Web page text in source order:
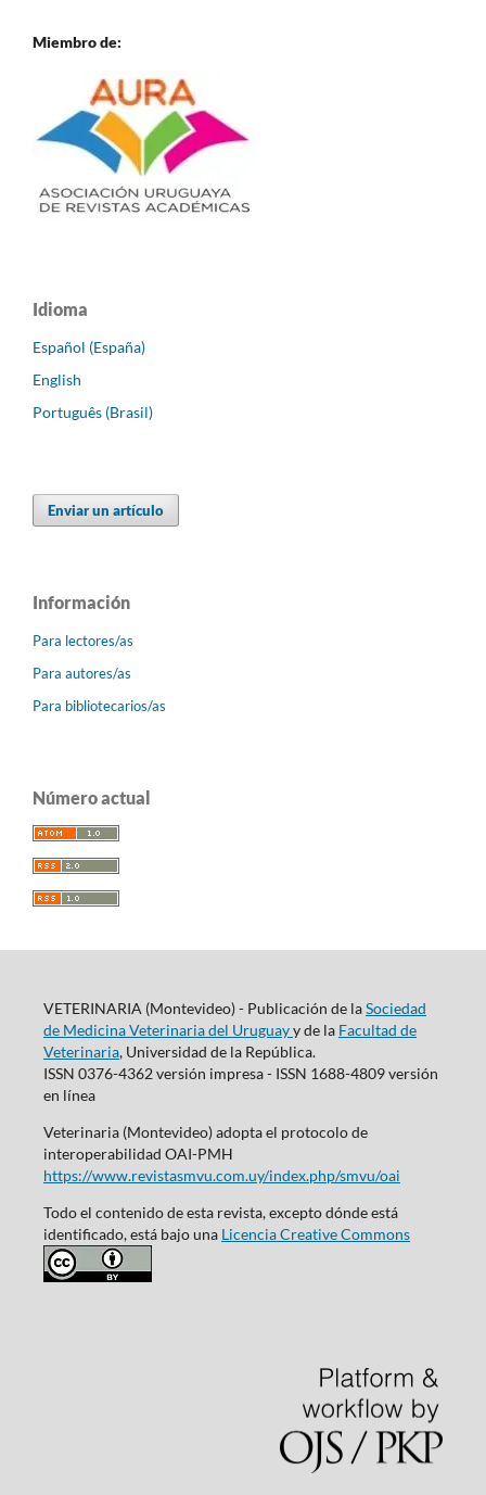
Miembro de:
Idioma
Español (España)
English
Português (Brasil)
Enviar un artículo
Información
Para lectores/as
Para autores/as
Para bibliotecarios/as
Número actual
VETERINARIA (Montevideo) - Publicación de laSociedad
de Medicina Veterinaria del Uruguayy de la Facultad de
Veterinaria, Universidad de la República.
ISSN 0376-4362 versión impresa - ISSN 1688-4809 versión
en línea
Veterinaria (Montevideo) adopta el protocolo de
interoperabilidad OAI-PMH
https://www.revistasmvu.com.uy/index.php/smvu/oai
Todo el contenido de esta revista, excepto dónde está
identificado, está bajo una Licencia Creative Commons